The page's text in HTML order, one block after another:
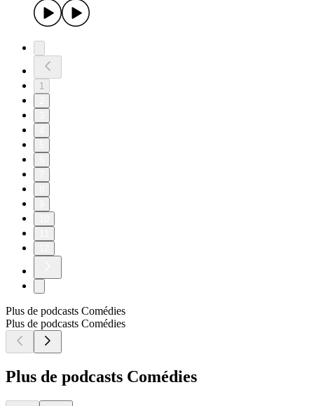
1
Plus de podcasts Comédies
Plus de podcasts Comédies
Plus de podcasts Comédies